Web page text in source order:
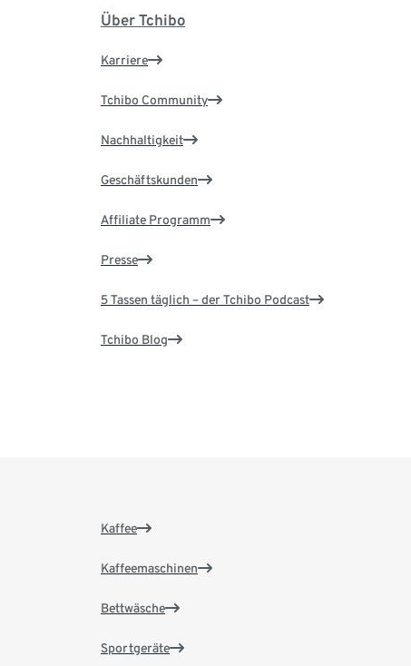
Über Tchibo
Karriere
Tchibo Community
Nachhaltigkeit
Geschäftskunden
Affiliate Programm
Presse
5 Tassen täglich – der Tchibo Podcast
Tchibo Blog
Kaffee
Kaffeemaschinen
Bettwäsche
Sportgeräte